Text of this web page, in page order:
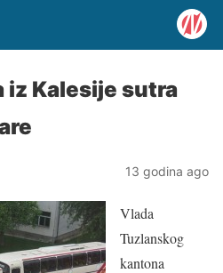
iz Kalesije sutra
13 godina ago
Vlada
Tuzlanskog
kantona